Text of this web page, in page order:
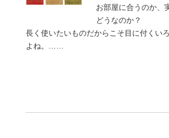
お部屋に合うのか、
どうなのか？
長く使いたいものだからこそ目に付くい
よね。……